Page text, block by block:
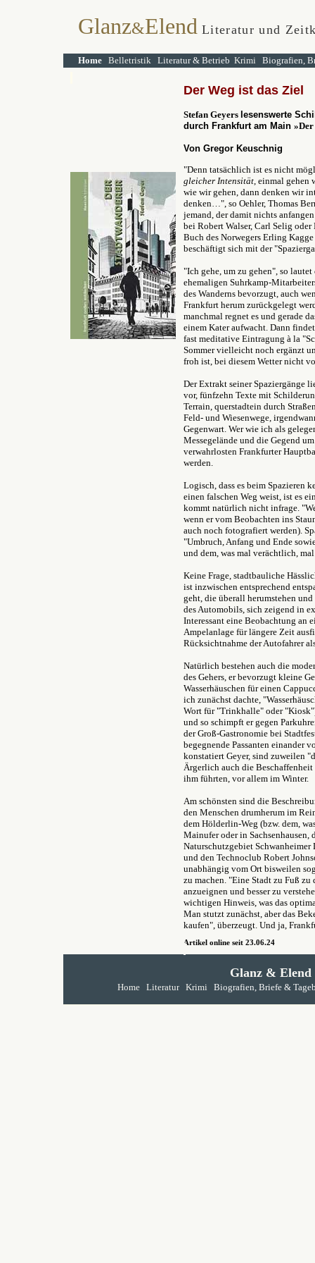
Glanz&Elend Literatur und
Home Belletristik Literatur & Betrieb Krimi Biografien,
Der Weg ist das Ziel
Stefan Geyers lesenswerte
durch Frankfurt am Main »
Von Gregor Keuschnig
"Denn tatsächlich ist es nicht
gleicher Intensität, einmal gehen
wie wir gehen, dann denken wir
denken…", so Oehler, Thomas
jemand, der damit nichts
bei Robert Walser, Carl Selig
Buch des Norwegers Erling
beschäftigt sich mit der
"Ich gehe, um zu gehen", so
ehemaligen Suhrkamp-
des Wanderns bevorzugt, auch
Frankfurt herum zurückgelegt
manchmal regnet es und gerade
einem Kater aufwacht. Dann
fast meditative Eintragung à la
Sommer vielleicht noch ergänzt
froh ist, bei diesem Wetter nicht
Der Extrakt seiner Spaziergänge
vor, fünfzehn Texte mit
Terrain, querstadtein durch
Feld- und Wiesenwege,
Gegenwart. Wer wie ich als
Messegelände und die Gegend
verwahrlosten Frankfurter
werden.
Logisch, dass es beim Spazieren
einen falschen Weg weist, ist es
kommt natürlich nicht infrage.
wenn er vom Beobachten ins
auch noch fotografiert werden).
"Umbruch, Anfang und Ende
und dem, was mal verächtlich,
Keine Frage, stadtbauliche
ist inzwischen entsprechend
geht, die überall herumstehen
des Automobils, sich zeigend in
Interessant eine Beobachtung an
Ampelanlage für längere Zeit
Rücksichtnahme der Autofahrer
Natürlich bestehen auch die
des Gehers, er bevorzugt kleine
Wasserhäuschen für einen
ich zunächst dachte,
Wort für "Trinkhalle" oder
und so schimpft er gegen
der Groß-Gastronomie bei
begegnende Passanten einander
konstatiert Geyer, sind zuweilen
Ärgerlich auch die Beschaffenheit
ihm führten, vor allem im Winter.
Am schönsten sind die
den Menschen drumherum im
dem Hölderlin-Weg (bzw. dem,
Mainufer oder in Sachsenhausen,
Naturschutzgebiet
und den Technoclub Robert
unabhängig vom Ort bisweilen
zu machen. "Eine Stadt zu Fuß
anzueignen und besser zu
wichtigen Hinweis, was das
Man stutzt zunächst, aber das
kaufen", überzeugt. Und ja,
Artikel online seit 23.06.24
Glanz & Elend
Home Literatur Krimi Biografien, Briefe &